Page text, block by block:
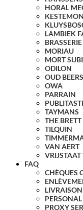
HORAL
LAMBIEK
MORIAU
MORT
ODILON
OUD
OWA
PARRAIN
TAYMANS
THE
TILQUIN
VAN AERT
FAQ
CHÈQUES
LIVRAISON
PROXY